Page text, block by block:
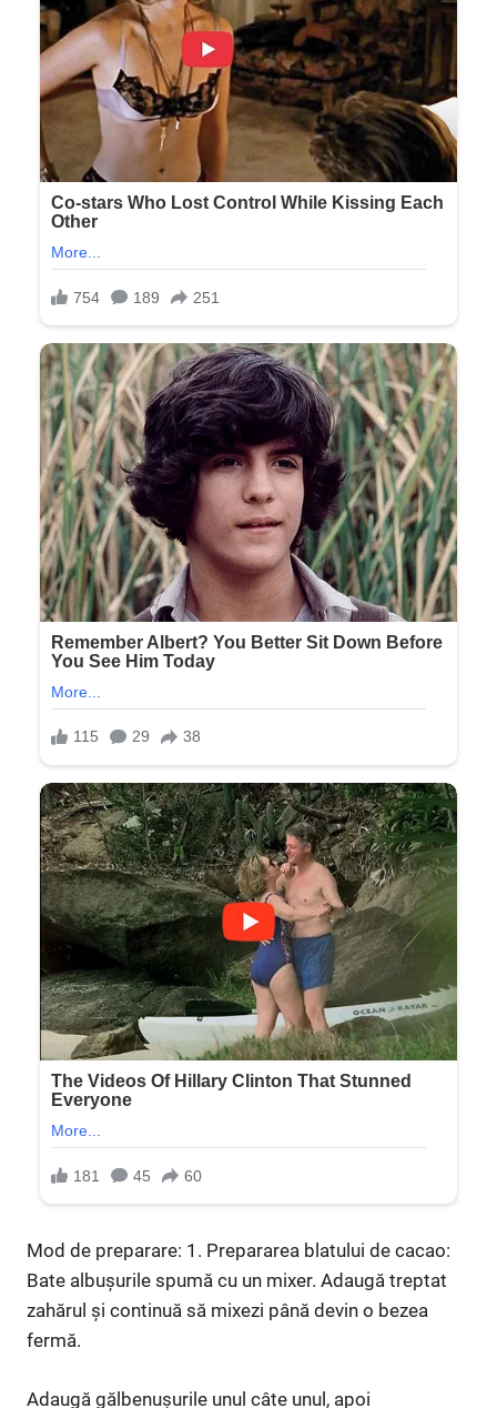
Mod de preparare: 1. Prepararea blatului de cacao:
Bate albușurile spumă cu un mixer. Adaugă treptat
zahărul și continuă să mixezi până devin o bezea
fermă.
Adaugă gălbenușurile unul câte unul, apoi